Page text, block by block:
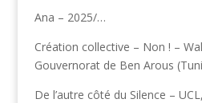
Ana – 2025/…
Création collective – Non ! –
Gouvernorat de Ben Arous
De l’autre côté du Silence –